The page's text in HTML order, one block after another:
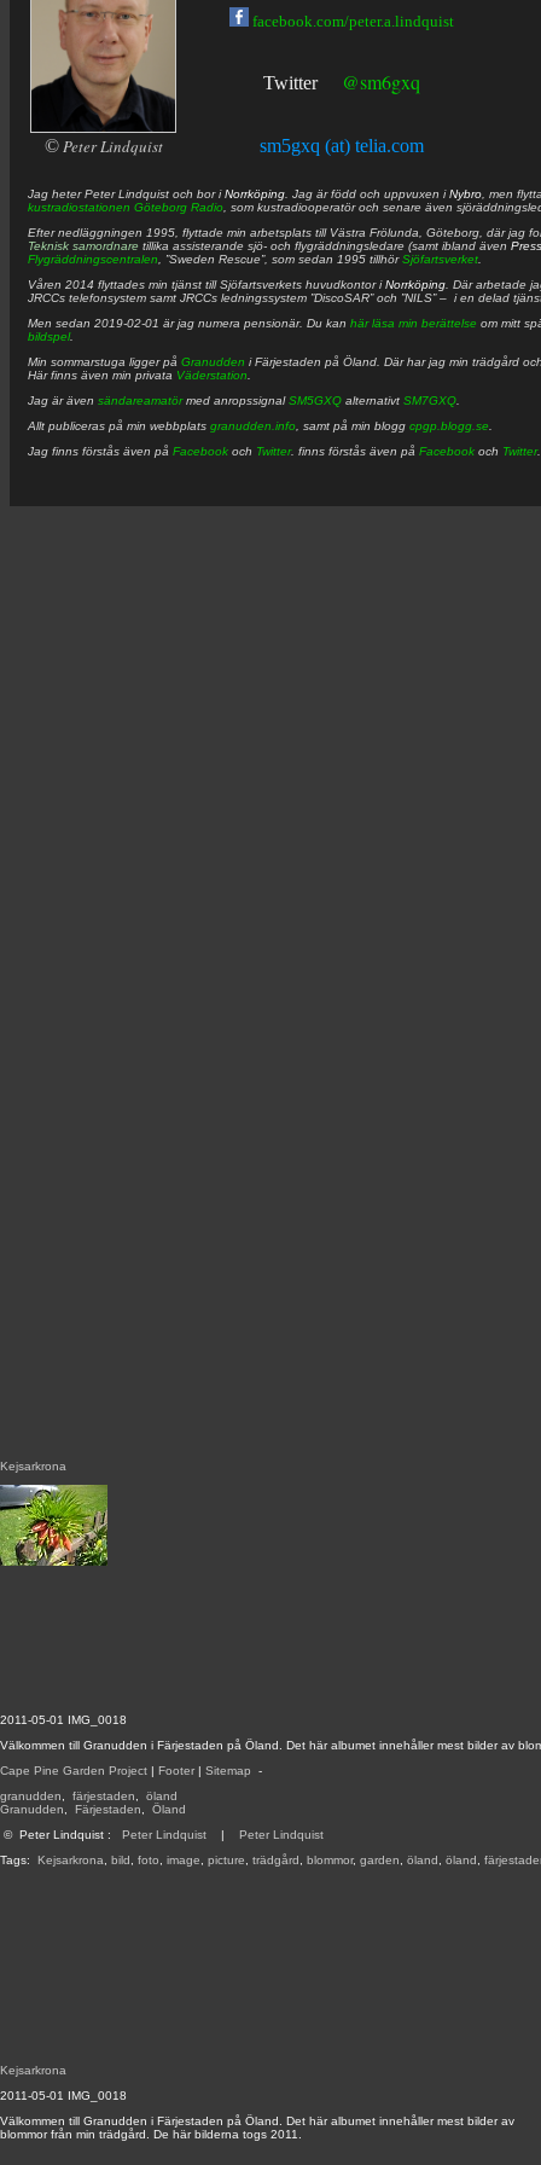
2011-05-01 IMG_0018
Välkommen till Granudden i Färjestaden på Öland. Det här albumet innehåller mest bilder av
Cape Pine Garden Project | Footer | Sitemap -
granudden
färjestaden
öland
Granudden
Färjestaden
Öland
© Peter Lindquist : Peter Lindquist | Peter Lindquist
Tags: Kejsarkrona bild foto image picture trädgård blommor, garden öland öland
Kejsarkrona
Kejsarkrona
2011-05-01 IMG_0018
Välkommen till Granudden i Färjestaden på Öland. Det här albumet innehåller mest bilder av
blommor från min trädgård. De här bilderna togs 2011.
© Peter Lindquist
facebook.com/peter.a.lindquist
Twitter @sm6gxq
sm5gxq (at) telia.com
Jag heterPeter Lindquist och bor iNorrköping . Jag är född och uppvuxen iNybro , men
kustradiostationen Göteborg Radio , som kustradiooperatör och senare även
Efter nedläggningen 1995, flyttade min arbetsplats till Västra Frölunda, Göteborg, där jag
Teknisk samordnare tillika assisterande sjö- och flygräddningsledare (samt ibland även
Flygräddningscentralen , ”Sweden Rescue”, som sedan 1995 tillhörSjöfartsverket
Våren 2014 flyttades min tjänst till Sjöfartsverkets huvudkontor iNorrköping . Där arbetade
JRCCs telefonsystem samt JRCCs ledningssystem ”DiscoSAR” och ”NILS” – i en delad
Men sedan 2019-02-01 är jag numera pensionär. Du kan här läsa min berättelse om mitt
bildspel.
Min sommarstuga ligger på Granudden i Färjestaden på Öland. Där har jag min trädgård
Här finns även min privata Väderstation
Jag är även sändareamatörmed anropssignalSM5GXQ alternativt SM7GXQ
Allt publiceras på min webbplats granudden.info , samt på min blogg cpgp.blogg.se
Jag finns förstås även på Facebook och Twitter. finns förstås även på Facebook och Twitter.